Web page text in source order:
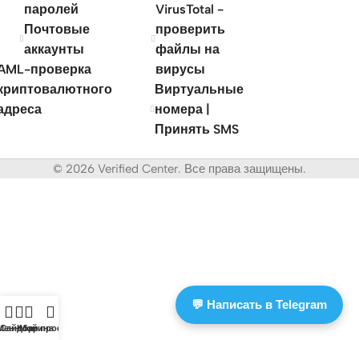
паролей
Почтовые
аккаунты
проверка
VirusTotal -
проверить
файлы на
вирусы
Виртуальные
номера |
Принять SMS
© 2026 Verified Center. Все права защищены.
Сайдбар
Корзина
Мой профиль
💬 Написать в Telegram